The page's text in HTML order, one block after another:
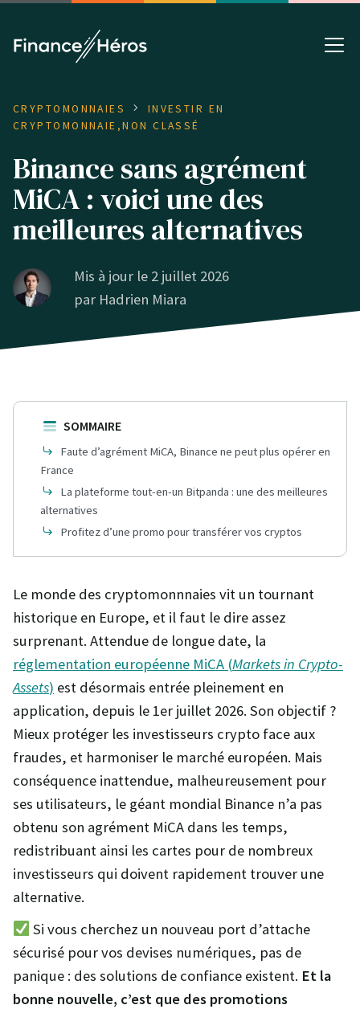
CRYPTOMONNAIES
INVESTIR EN
CRYPTOMONNAIE ,NON CLASSÉ
Binance sans agrément
MiCA : voici une des
meilleures alternatives
Mis à jour le 2 juillet 2026
par Hadrien Miara
SOMMAIRE
Faute d’agrément MiCA, Binance ne peut plus opérer en
France
La plateforme tout-en-un Bitpanda : une des meilleures
alternatives
Profitez d’une promo pour transférer vos cryptos
Le monde des cryptomonnnaies vit un tournant
historique en Europe, et il faut le dire assez
surprenant. Attendue de longue date, la
réglementation européenne MiCA (Markets in Crypto-
Assets) est désormais entrée pleinement en
application, depuis le 1er juillet 2026. Son objectif ?
Mieux protéger les investisseurs crypto face aux
fraudes, et harmoniser le marché européen. Mais
conséquence inattendue, malheureusement pour
ses utilisateurs, le géant mondial Binance n’a pas
obtenu son agrément MiCA dans les temps,
redistribuant ainsi les cartes pour de nombreux
investisseurs qui doivent rapidement trouver une
alternative.
Si vous cherchez un nouveau port d’attache
sécurisé pour vos devises numériques, pas de
panique : des solutions de confiance existent. Et la
bonne nouvelle, c’est que des promotions